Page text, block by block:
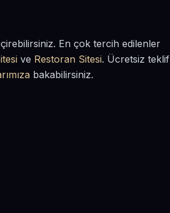
En çok tercih edilenler
ve Restoran Sitesi. Ücretsiz teklif
bakabilirsiniz.